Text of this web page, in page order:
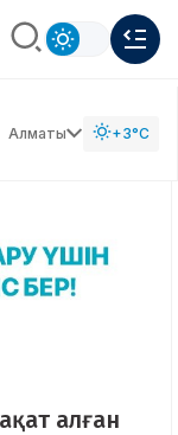
Алматы +3°C
алған